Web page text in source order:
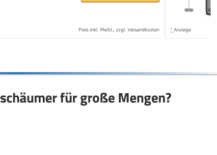
Preis inkl. MwSt., zzgl. Versandkosten * Anzeige
für große Mengen?